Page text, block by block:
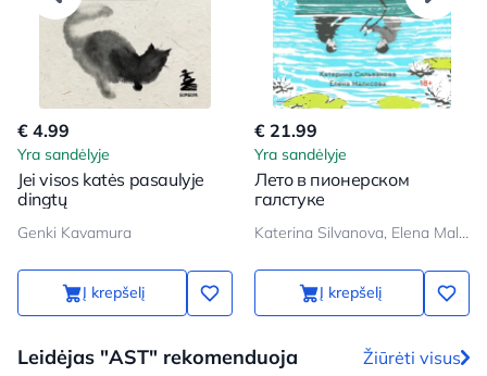
€ 4.99
Yra sandėlyje
Jei visos katės pasaulyje
dingtų
Genki Kavamura
Į krepšelį
€ 21.99
Yra sandėlyje
Лето в пионерском
галстуке
Katerina Silvanova, Elena Malisova
Į krepšelį
Leidėjas "AST" rekomenduoja Žiūrėti visus